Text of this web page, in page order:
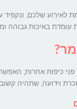
שלכם, ונקפיד
באיכות גבוהה
כיפות אחרות,
וידועה, שתהיה